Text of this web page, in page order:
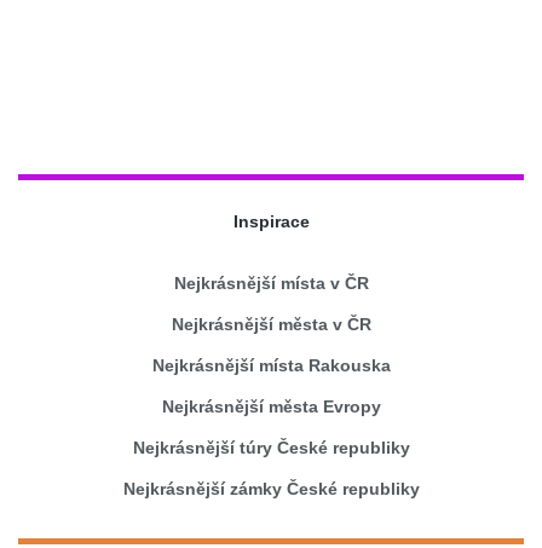
Inspirace
Nejkrásnější místa v ČR
Nejkrásnější města v ČR
Nejkrásnější místa Rakouska
Nejkrásnější města Evropy
Nejkrásnější túry České republiky
Nejkrásnější zámky České republiky